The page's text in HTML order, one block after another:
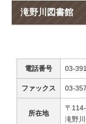
滝野川図書館
電話番号 03-
ファックス 03-
所在地
〒
滝野